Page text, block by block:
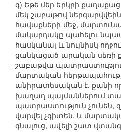
գ) Եթե մեր երկրի
մեկ շաբաթով
հավաքների մեջ,
մակարդակը պահելու
հասկանալ և նույնիսկ
ցանկացած արական սեռի
շաբաթվա
մարտական
անիրատեսական է, քանի
խաղաղ պայմաններում
պատրաստություն չունեն,
վարվել չգիտեն, և
գնալուց, ավելի շատ